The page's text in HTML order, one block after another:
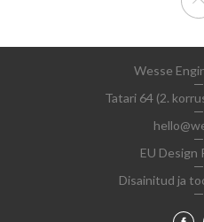
Wesse
Tatari 64 (2.
EU
Disainitud ja